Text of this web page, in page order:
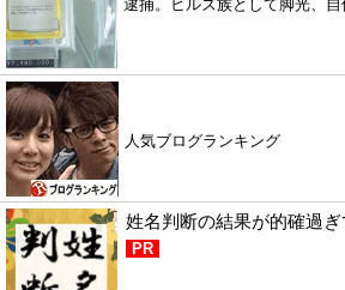
逮捕。ヒルズ族として脚光、
人気ブログランキング
姓名判断の結果が的確過
PR